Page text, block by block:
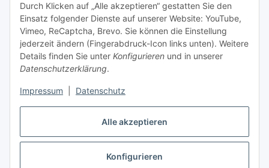
Alle akzeptieren
Konfigurieren
Durch Klicken auf „Alle akzeptieren“ gestatten Sie den
Einsatz folgender Dienste auf unserer Website: YouTube,
Vimeo, ReCaptcha, Brevo. Sie können die Einstellung
jederzeit ändern (Fingerabdruck-Icon links unten). Weitere
Details finden Sie unter Konfigurieren und in unserer
Datenschutzerklärung.
Impressum Datenschutz
Vertrag widerrufen